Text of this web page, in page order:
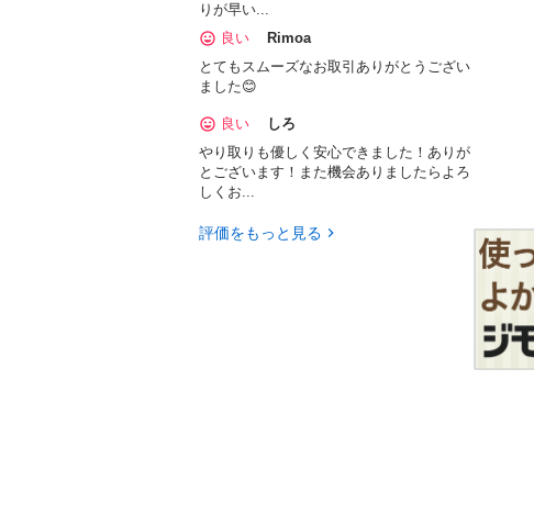
りが早い...
良い
Rimoa
とてもスムーズなお取引ありがとうござい
ました😊
良い
しろ
やり取りも優しく安心できました！ありが
とございます！また機会ありましたらよろ
しくお...
評価をもっと見る